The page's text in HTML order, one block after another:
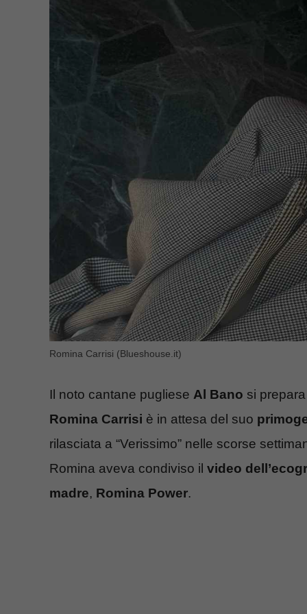
Romina Carrisi (Blueshouse.it)
Il noto cantane pugliese Al Bano si
Romina Carrisi è in attesa del suo
rilasciata a “Verissimo” nelle scorse
Romina aveva condiviso il video
madre, Romina Power.